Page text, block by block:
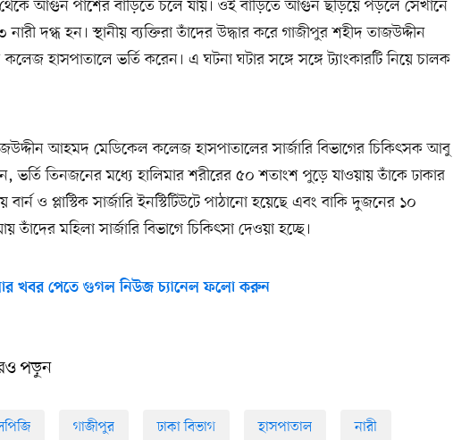
থেকে আগুন পাশের বাড়িতে চলে যায়। ওই বাড়িতে আগুন ছড়িয়ে পড়লে সেখানে
দগ্ধ হন। স্থানীয় ব্যক্তিরা তাঁদের উদ্ধার করে গাজীপুর শহীদ তাজউদ্দীন
হাসপাতালে ভর্তি করেন। এ ঘটনা ঘটার সঙ্গে সঙ্গে ট্যাংকারটি নিয়ে চালক
আহমদ মেডিকেল কলেজ হাসপাতালের সার্জারি বিভাগের চিকিৎসক আবু
ভর্তি তিনজনের মধ্যে হালিমার শরীরের ৫০ শতাংশ পুড়ে যাওয়ায় তাঁকে ঢাকার
বার্ন ও প্লাস্টিক সার্জারি ইনস্টিটিউটে পাঠানো হয়েছে এবং বাকি দুজনের ১০
তাঁদের মহিলা সার্জারি বিভাগে চিকিৎসা দেওয়া হচ্ছে।
খবর পেতে গুগল নিউজ চ্যানেল ফলো করুন
পড়ুন
গাজীপুর ঢাকা বিভাগ হাসপাতাল নারী